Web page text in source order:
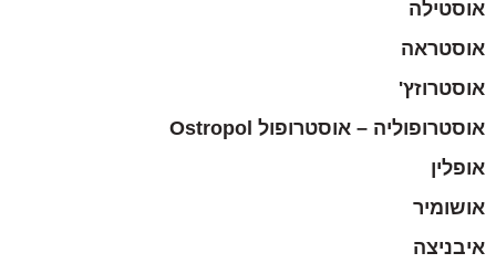
אוסטילה
אוסטראה
אוסטרוזץ'
אוסטרופוליה – אוסטרופול Ostropol
אופלין
אושומיר
איבניצה